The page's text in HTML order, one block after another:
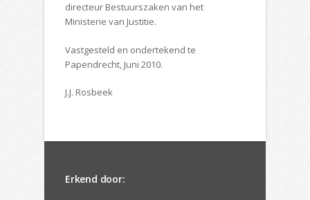
directeur Bestuurszaken van het
Ministerie van Justitie.
Vastgesteld en ondertekend te
Papendrecht, Juni 2010.
J.J. Rosbeek
Erkend door: